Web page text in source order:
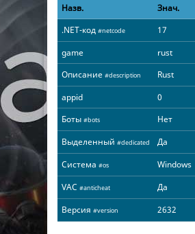
Назв.
Знач.
.NET-код #netcode
17
game
rust
Описание #description
Rust
appid
0
Боты #bots
Нет
Выделенный #dedicated
Да
Система #os
Windows
VAC #anticheat
Да
Версия #version 2632